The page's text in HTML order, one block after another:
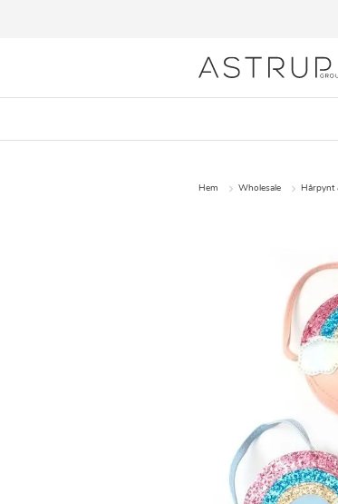
Hem Wholesale Hårpynt